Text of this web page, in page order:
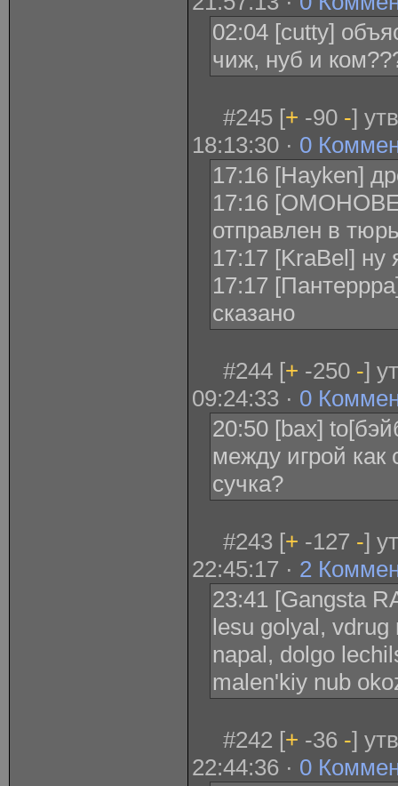
02:04 [cutty]
чиж, нуб и
#245 [+ -90 -]
18:13:30 · 0
17:16 [Hayken]
17:16
отправлен в
17:17 [KraBel] ну
17:17
сказано
#244 [+ -250 -]
09:24:33 · 0
20:50 [bax]
между игрой как
сучка?
#243 [+ -127 -]
22:45:17 · 2
23:41 [Gangsta
lesu golyal,
napal, dolgo
malen'kiy nub
#242 [+ -36 -]
22:44:36 · 0